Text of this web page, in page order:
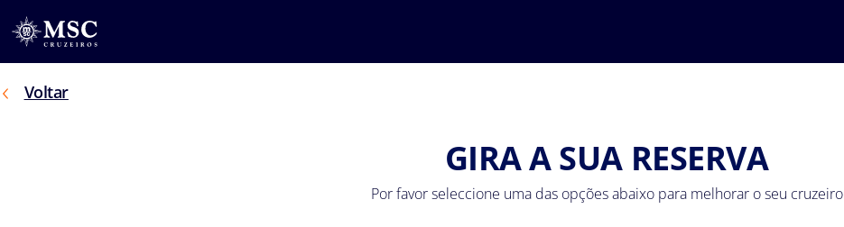
Voltar
GIRA A SUA RESERVA
Por favor seleccione uma das opções abaixo para melhorar o seu cruzeiro